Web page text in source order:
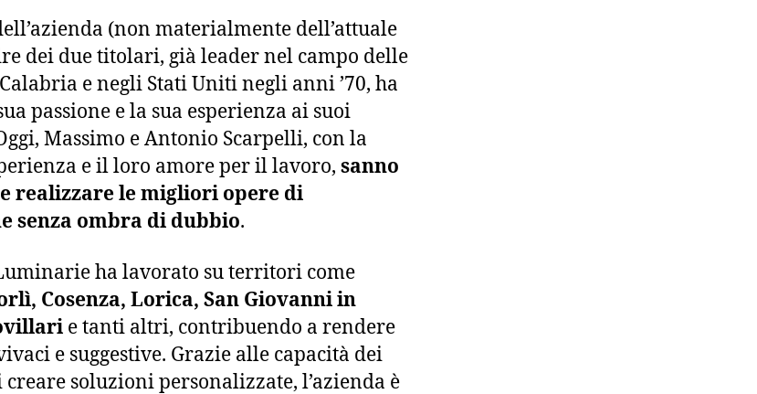
(non materialmente dell’attuale
dei due titolari, già leader nel campo delle
e negli Stati Uniti negli anni ’70, ha
passione e la sua esperienza ai suoi
Massimo e Antonio Scarpelli, con la
e il loro amore per il lavoro, sanno
realizzare le migliori opere di
senza ombra di dubbio.
ha lavorato su territori come
Cosenza, Lorica, San Giovanni in
e tanti altri, contribuendo a rendere
e suggestive. Grazie alle capacità dei
soluzioni personalizzate, l’azienda è